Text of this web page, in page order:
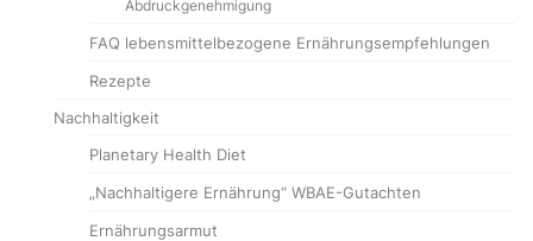
Abdruckgenehmigung
FAQ lebensmittelbezogene Ernährungsempfehlungen
Rezepte
Nachhaltigkeit
Planetary Health Diet
„Nachhaltigere Ernährung“ WBAE-Gutachten
Ernährungsarmut